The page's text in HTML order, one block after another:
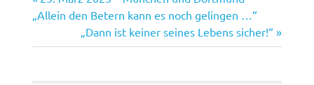
Beitrag:
„Allein den Betern kann es noch gelingen …“
Nächster
Beitrag:
„Dann ist keiner seines Lebens sicher!“